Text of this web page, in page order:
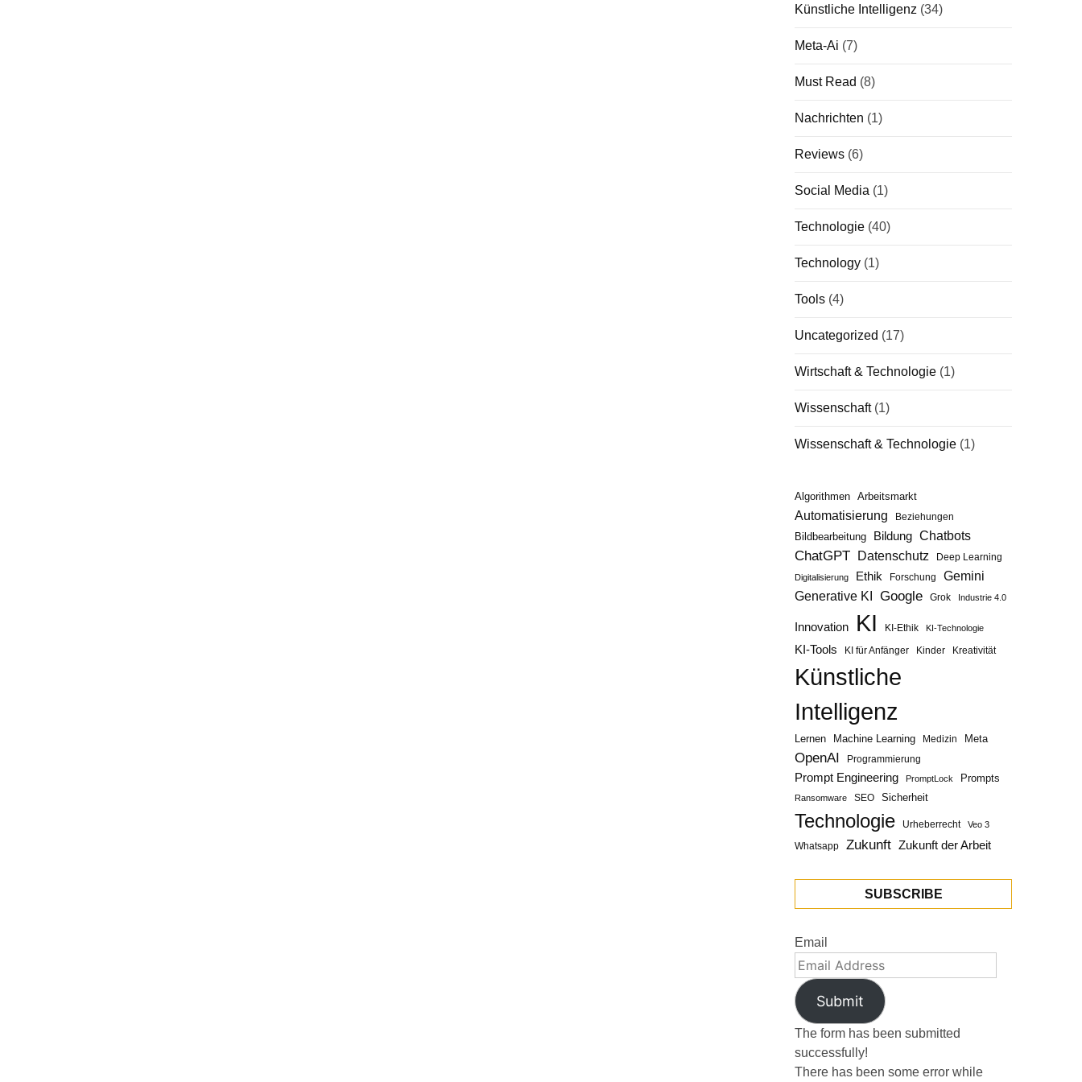
Künstliche Intelligenz (34)
Meta-Ai (7)
Must Read (8)
Nachrichten (1)
Reviews (6)
Social Media (1)
Technologie (40)
Technology (1)
Tools (4)
Uncategorized (17)
Wirtschaft & Technologie (1)
Wissenschaft(1)
Wissenschaft & Technologie (1)
Algorithmen Arbeitsmarkt
Automatisierung Beziehungen
Bildbearbeitung Bildung Chatbots
ChatGPT Datenschutz Deep Learning
Digitalisierung Ethik Forschung
Gemini
Generative KI Google Grok Industrie 4.0
Innovation KI KI-Ethik KI-Technologie
KI-Tools KI für Anfänger Kinder Kreativität
Künstliche
Intelligenz
Lernen Machine Learning Medizin Meta
OpenAI Programmierung
Prompt Engineering PromptLock Prompts
Ransomware SEO Sicherheit
Technologie Urheberrecht Veo 3
Whatsapp Zukunft Zukunft der Arbeit
SUBSCRIBE
Email
Submit
The form has been submitted
successfully!
There has been some error while